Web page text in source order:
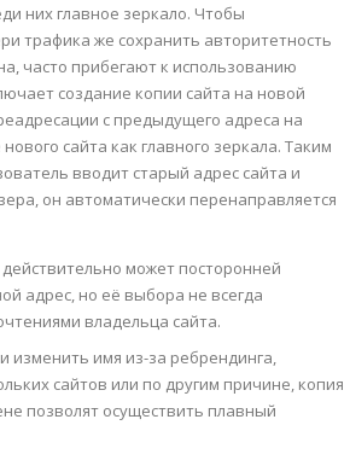
них главное зеркало. Чтобы
трафика же сохранить авторитетность
часто прибегают к использованию
создание копии сайта на новой
с предыдущего адреса на
сайта как главного зеркала. Таким
вводит старый адрес сайта и
он автоматически перенаправляется
может посторонней
адрес, но её выбора не всегда
владельца сайта.
изменить имя из-за ребрендинга,
сайтов или по другим причине, копия
позволят осуществить плавный